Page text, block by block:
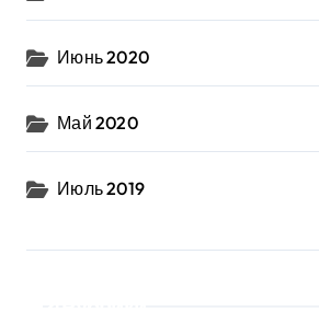
Июнь 2020
Май 2020
Июль 2019